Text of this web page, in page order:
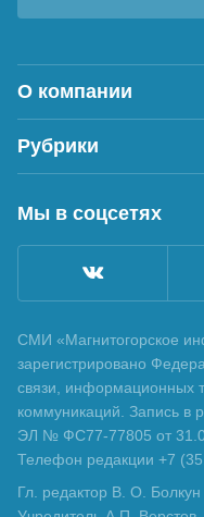
О компании
Рубрики
Мы в соцсетях
СМИ «Магнитогорское
зарегистрировано
связи, информационных
коммуникаций. Запись в
ЭЛ № ФС77-77805 от
Телефон редакции +7
Гл. редактор В. О. Болкун